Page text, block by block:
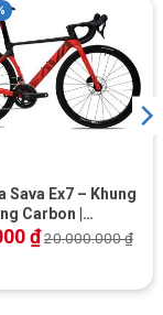
Sava Ex7 – Khung
Carbon |
| Phanh Dầu Giá
mãi Hot
₫20.000.000₫